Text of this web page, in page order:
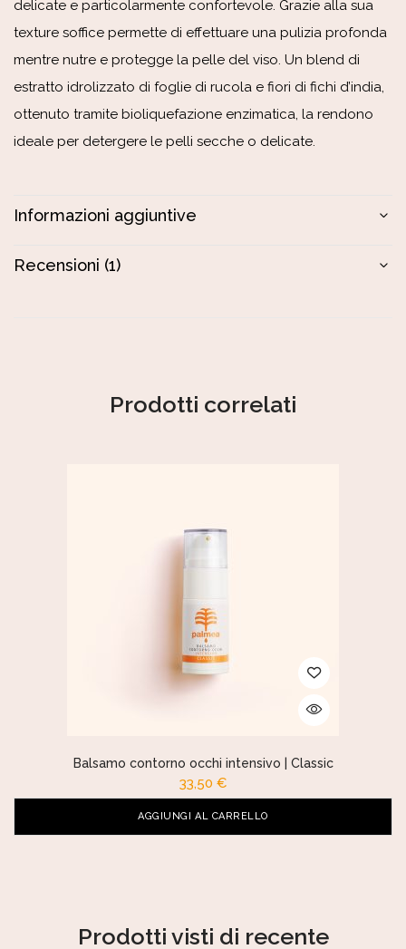
delicate e particolarmente confortevole. Grazie alla sua
texture soffice permette di effettuare una pulizia profonda
mentre nutre e protegge la pelle del viso. Un blend di
estratto idrolizzato di foglie di rucola e fiori di fichi d’india,
ottenuto tramite bioliquefazione enzimatica, la rendono
ideale per detergere le pelli secche o delicate.
Informazioni aggiuntive
Recensioni (1)
Prodotti correlati
Balsamo contorno occhi intensivo | Classic
33,50 €
AGGIUNGI AL CARRELLO
Prodotti visti di recente